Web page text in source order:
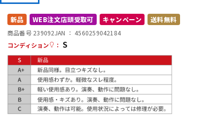
配信/ライブ機器 楽器アクセサリ
中古 ヴィンテージ
新品 WEB注文店頭受取可 キャンペーン 送料無料
商品番号 239092JAN ： 4560259042184
コンディション
： S